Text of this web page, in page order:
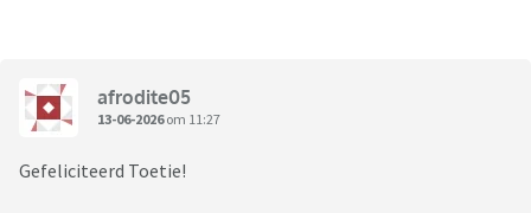
afrodite05
13-06-2026om 11:27
Gefeliciteerd Toetie!